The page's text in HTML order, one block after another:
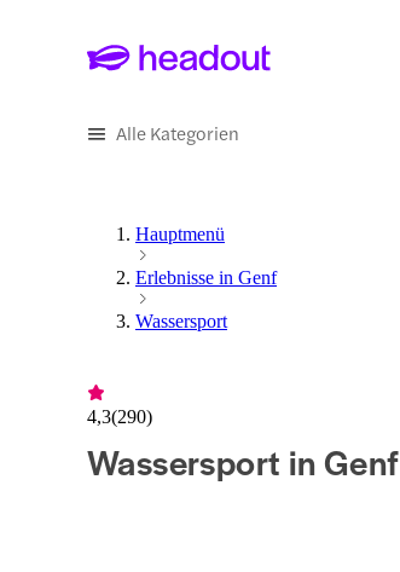
Alle Kategorien
Hauptmenü
Erlebnisse in Genf
Wassersport
4,3(290)
Wassersport in Genf